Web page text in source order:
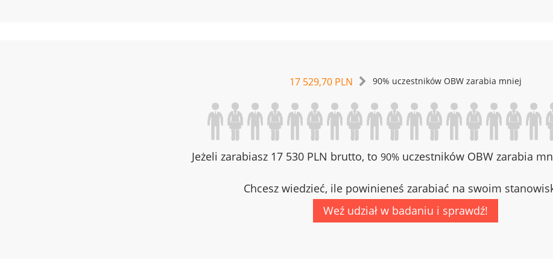
17 529,70 PLN 90% uczestników OBW zarabia mniej
Jeżeli zarabiasz 17 530 PLN brutto, to 90% uczestników OBW zarabia
Chcesz wiedzieć, ile powinieneś zarabiać na swoim
Weź udział w badaniu i sprawdź!